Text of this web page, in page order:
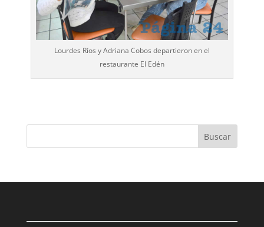
Lourdes Ríos y Adriana Cobos departieron en el
restaurante El Edén
Buscar